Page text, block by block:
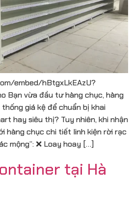
embed/hBtgxLkEAzU?
Bạn vừa đầu tư hàng chục, hàng
giá kệ để chuẩn bị khai
hay siêu thị? Tuy nhiên, khi nhận
hàng chục chi tiết linh kiện rời rạc
mộng”: ❌ Loay hoay […]
tại Hà